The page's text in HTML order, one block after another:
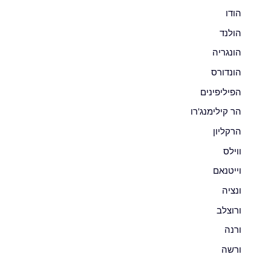
הודו
הולנד
הונגריה
הונדורס
הפיליפינים
הר קילימנג'רו
הרקליון
ווילס
וייטנאם
ונציה
ורוצלב
ורנה
ורשה